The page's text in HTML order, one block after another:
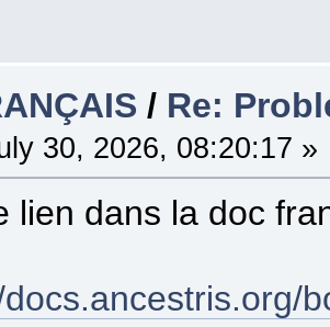
/ Re:
30, 2026, 08:20:17 »
lien dans la doc